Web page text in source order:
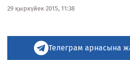
29 қыркүйек 2015, 11:38
Телеграм арнасына